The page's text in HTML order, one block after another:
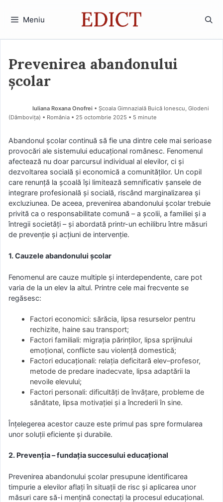
Meniu
Prevenirea abandonului
școlar
Iuliana Roxana Onofrei • Școala Gimnazială Buică Ionescu, Glodeni
(Dâmboviţa) • România
25 octombrie 2025 • 5 minute
Abandonul școlar continuă să fie una dintre cele mai serioase
provocări ale sistemului educațional românesc. Fenomenul
afectează nu doar parcursul individual al elevilor, ci și
dezvoltarea socială și economică a comunităților. Un copil
care renunță la școală își limitează semnificativ șansele de
integrare profesională și socială, riscând marginalizarea și
excluziunea. De aceea, prevenirea abandonului școlar trebuie
privită ca o responsabilitate comună – a școlii, a familiei și a
întregii societăți – și abordată printr-un echilibru între măsuri
de prevenție și acțiuni de intervenție.
1. Cauzele abandonului școlar
Fenomenul are cauze multiple și interdependente, care pot
varia de la un elev la altul. Printre cele mai frecvente se
regăsesc:
Factori economici: sărăcia, lipsa resurselor pentru
rechizite, haine sau transport;
Factori familiali: migrația părinților, lipsa sprijinului
emoțional, conflicte sau violență domestică;
Factori educaționali: relația deficitară elev–profesor,
metode de predare inadecvate, lipsa adaptării la
nevoile elevului;
Factori personali: dificultăți de învățare, probleme de
sănătate, lipsa motivației și a încrederii în sine.
Înțelegerea acestor cauze este primul pas spre formularea
unor soluții eficiente și durabile.
2. Prevenția – fundația succesului educațional
Prevenirea abandonului școlar presupune identificarea
timpurie a elevilor aflați în situații de risc și aplicarea unor
măsuri care să-i mențină conectați la procesul educațional.